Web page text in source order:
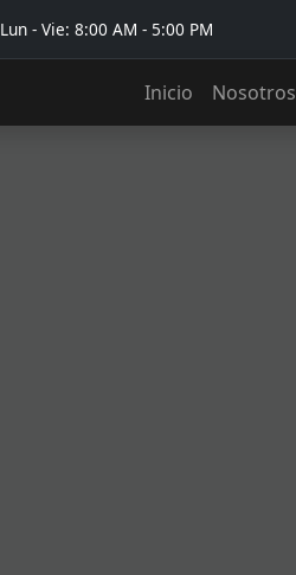
Lun - Vie: 8:00 AM - 5:00 PM
Inicio Nosotros